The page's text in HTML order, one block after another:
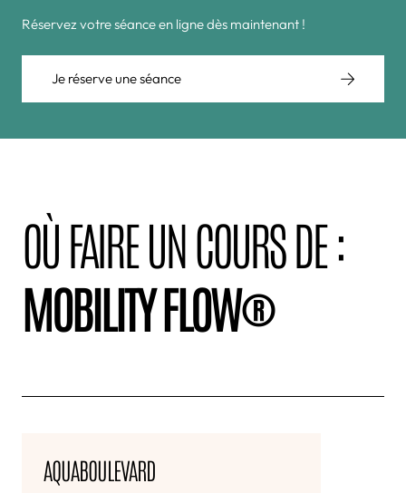
Réservez votre séance en ligne dès maintenant !
Je réserve une séance
OÙ FAIRE UN COURS DE :
MOBILITY FLOW®
AQUABOULEVARD